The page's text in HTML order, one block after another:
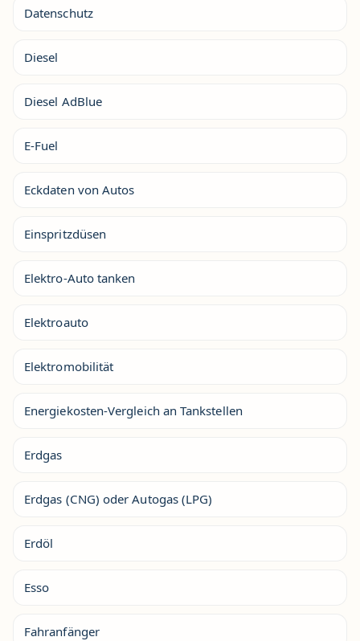
Datenschutz
Diesel
Diesel AdBlue
E-Fuel
Eckdaten von Autos
Einspritzdüsen
Elektro-Auto tanken
Elektroauto
Elektromobilität
Energiekosten-Vergleich an Tankstellen
Erdgas
Erdgas (CNG) oder Autogas (LPG)
Erdöl
Esso
Fahranfänger